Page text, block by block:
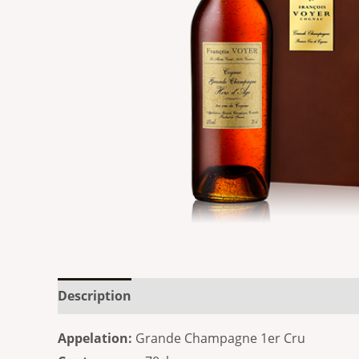
Description
Appelation: Grande Champagne 1er Cru